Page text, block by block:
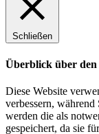
Schließen
Überblick über den
Diese Website
verbessern,
werden die als
gespeichert, da sie